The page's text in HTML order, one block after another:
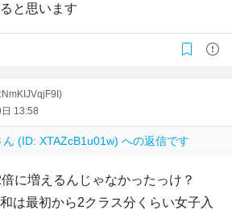
と思います
13:58
ん (ID: XTAZcB1u01w) への返信です
に増えるんじゃなかったっけ？
は最初から2クラス分くらい女子入